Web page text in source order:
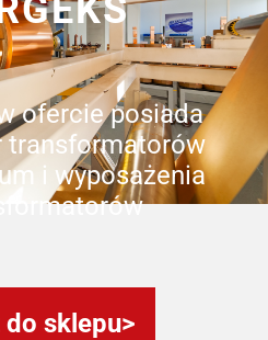
ofercie posiada
transformatorów
i wyposażenia
sklepu